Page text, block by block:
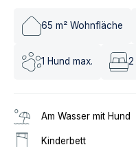
65 m² Wohnfläche
1 Hund max. 2
Am Wasser mit Hund
Kinderbett